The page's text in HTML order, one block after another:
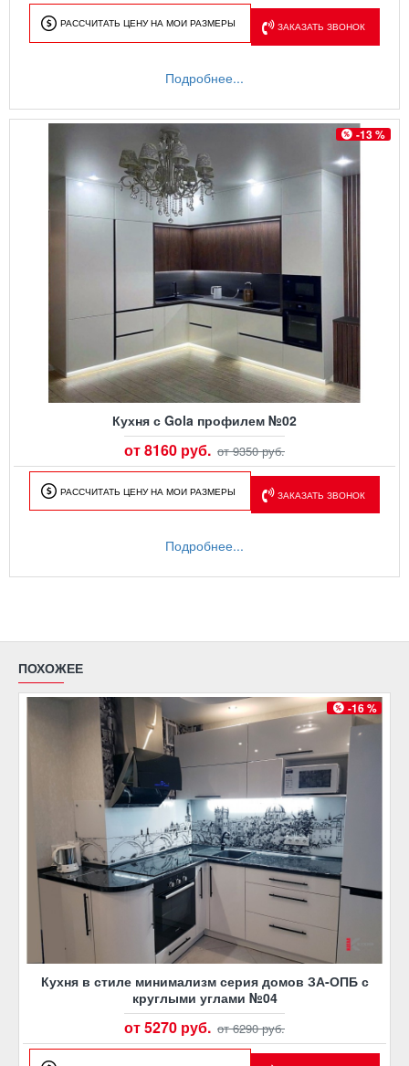
РАССЧИТАТЬ ЦЕНУ НА МОИ РАЗМЕРЫ ЗАКАЗАТЬ ЗВОНОК
Подробнее...
-13 %
Кухня с Gola профилем №02
от 8160 руб. от 9350 руб.
РАССЧИТАТЬ ЦЕНУ НА МОИ РАЗМЕРЫ ЗАКАЗАТЬ ЗВОНОК
Подробнее...
ПОХОЖЕЕ
-16 %
Кухня в стиле минимализм серия домов ЗА-ОПБ с
круглыми углами №04
от 5270 руб. от 6290 руб.